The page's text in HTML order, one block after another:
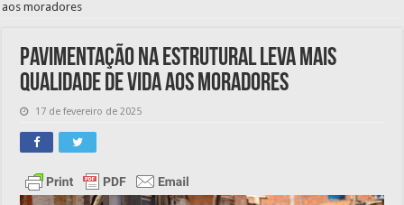
aos moradores
Pavimentação na Estrutural leva mais
qualidade de vida aos moradores
17 de fevereiro de 2025